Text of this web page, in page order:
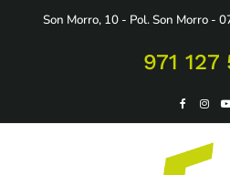
Son Morro, 10 - Pol. Son Morro -
971 127